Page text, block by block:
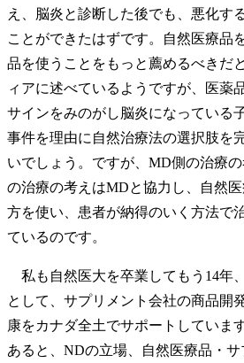
え、脳炎と診断した後でも、悪化す
ことができたはずです。自然医療品
品を使うことをもっと薦めるべきだ
ィアに述べているようですが、医薬
サインをみのがし脳炎になっている
事件を理由に自然治療法の選択肢を
いでしょう。ですが、MD側の治療
の治療の考えはMDと協力し、自然
方を使い、患者が納得のいく方法で
ているのです。
私も自然医大を卒業してもう14年
として、サプリメント会社の商品開
康をカナダ全土でサポートしていま
あると、NDの立場、自然医療品・